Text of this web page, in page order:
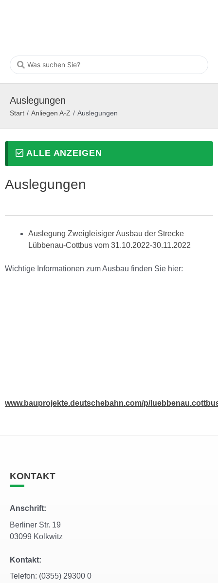
Auslegungen
Start / Anliegen A-Z / Auslegungen
ALLE ANZEIGEN
Auslegungen
Auslegung Zweigleisiger Ausbau der Strecke
Lübbenau-Cottbus vom 31.10.2022-30.11.2022
Wichtige Informationen zum Ausbau finden Sie hier:
www.bauprojekte.deutschebahn.com/p/
KONTAKT
Anschrift:
Berliner Str. 19
03099 Kolkwitz
Kontakt:
Telefon: (0355) 29300 0